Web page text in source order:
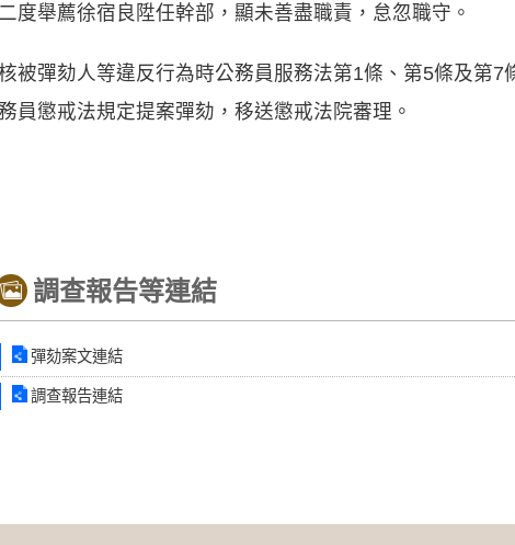
二度舉薦徐宿良陞任幹部，顯未善盡職責，怠忽職守。
被彈劾人等違反行為時公務員服務法第1條、第5條及第
員懲戒法規定提案彈劾，移送懲戒法院審理。
調查報告等連結
彈劾案文連結
調查報告連結